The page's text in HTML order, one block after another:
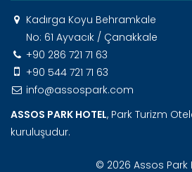
Kadırga Koyu Behramkale
No: 61 Ayvacık / Çanakkale
+90 286 721 71 63
+90 544 721 71 63
info@assospark.com
ASSOS PARK HOTEL, Park Turizm
kuruluşudur.
© 2026 Assos Park